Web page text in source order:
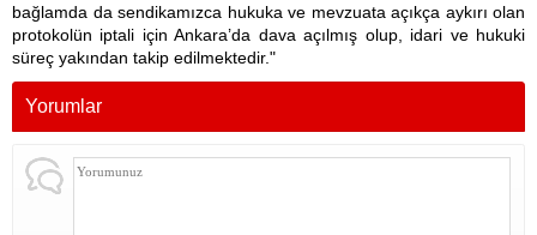
bağlamda da sendikamızca hukuka ve mevzuata açıkça aykırı olan
protokolün iptali için Ankara’da dava açılmış olup, idari ve hukuki
süreç yakından takip edilmektedir."
Yorumlar